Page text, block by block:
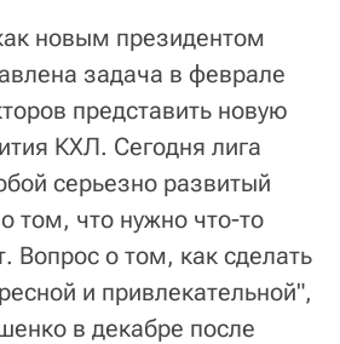
новым президентом
задача в феврале
представить новую
КХЛ. Сегодня лига
серьезно развитый
том, что нужно что-то
Вопрос о том, как сделать
и привлекательной",
в декабре после